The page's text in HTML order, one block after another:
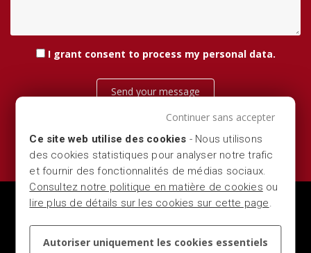
I grant consent to process my personal data.
Send your message
MARBER S.R.L. — VIA DEL COMMERCIO 16, 25028 -
VEROLANUOVA (LOMBARDIA - BRESCIA - ITALY) — P.IVA
00704280981 - CCIAA 303037 — TEL.+39 0309363411—
Continuer sans accepter
Ce site web utilise des cookies - Nous utilisons
des cookies statistiques pour analyser notre trafic
et fournir des fonctionnalités de médias sociaux.
Consultez notre politique en matière de cookies ou
lire plus de détails sur les cookies sur cette page.
Autoriser uniquement les cookies essentiels